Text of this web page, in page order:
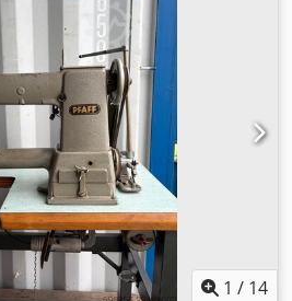
1 / 14